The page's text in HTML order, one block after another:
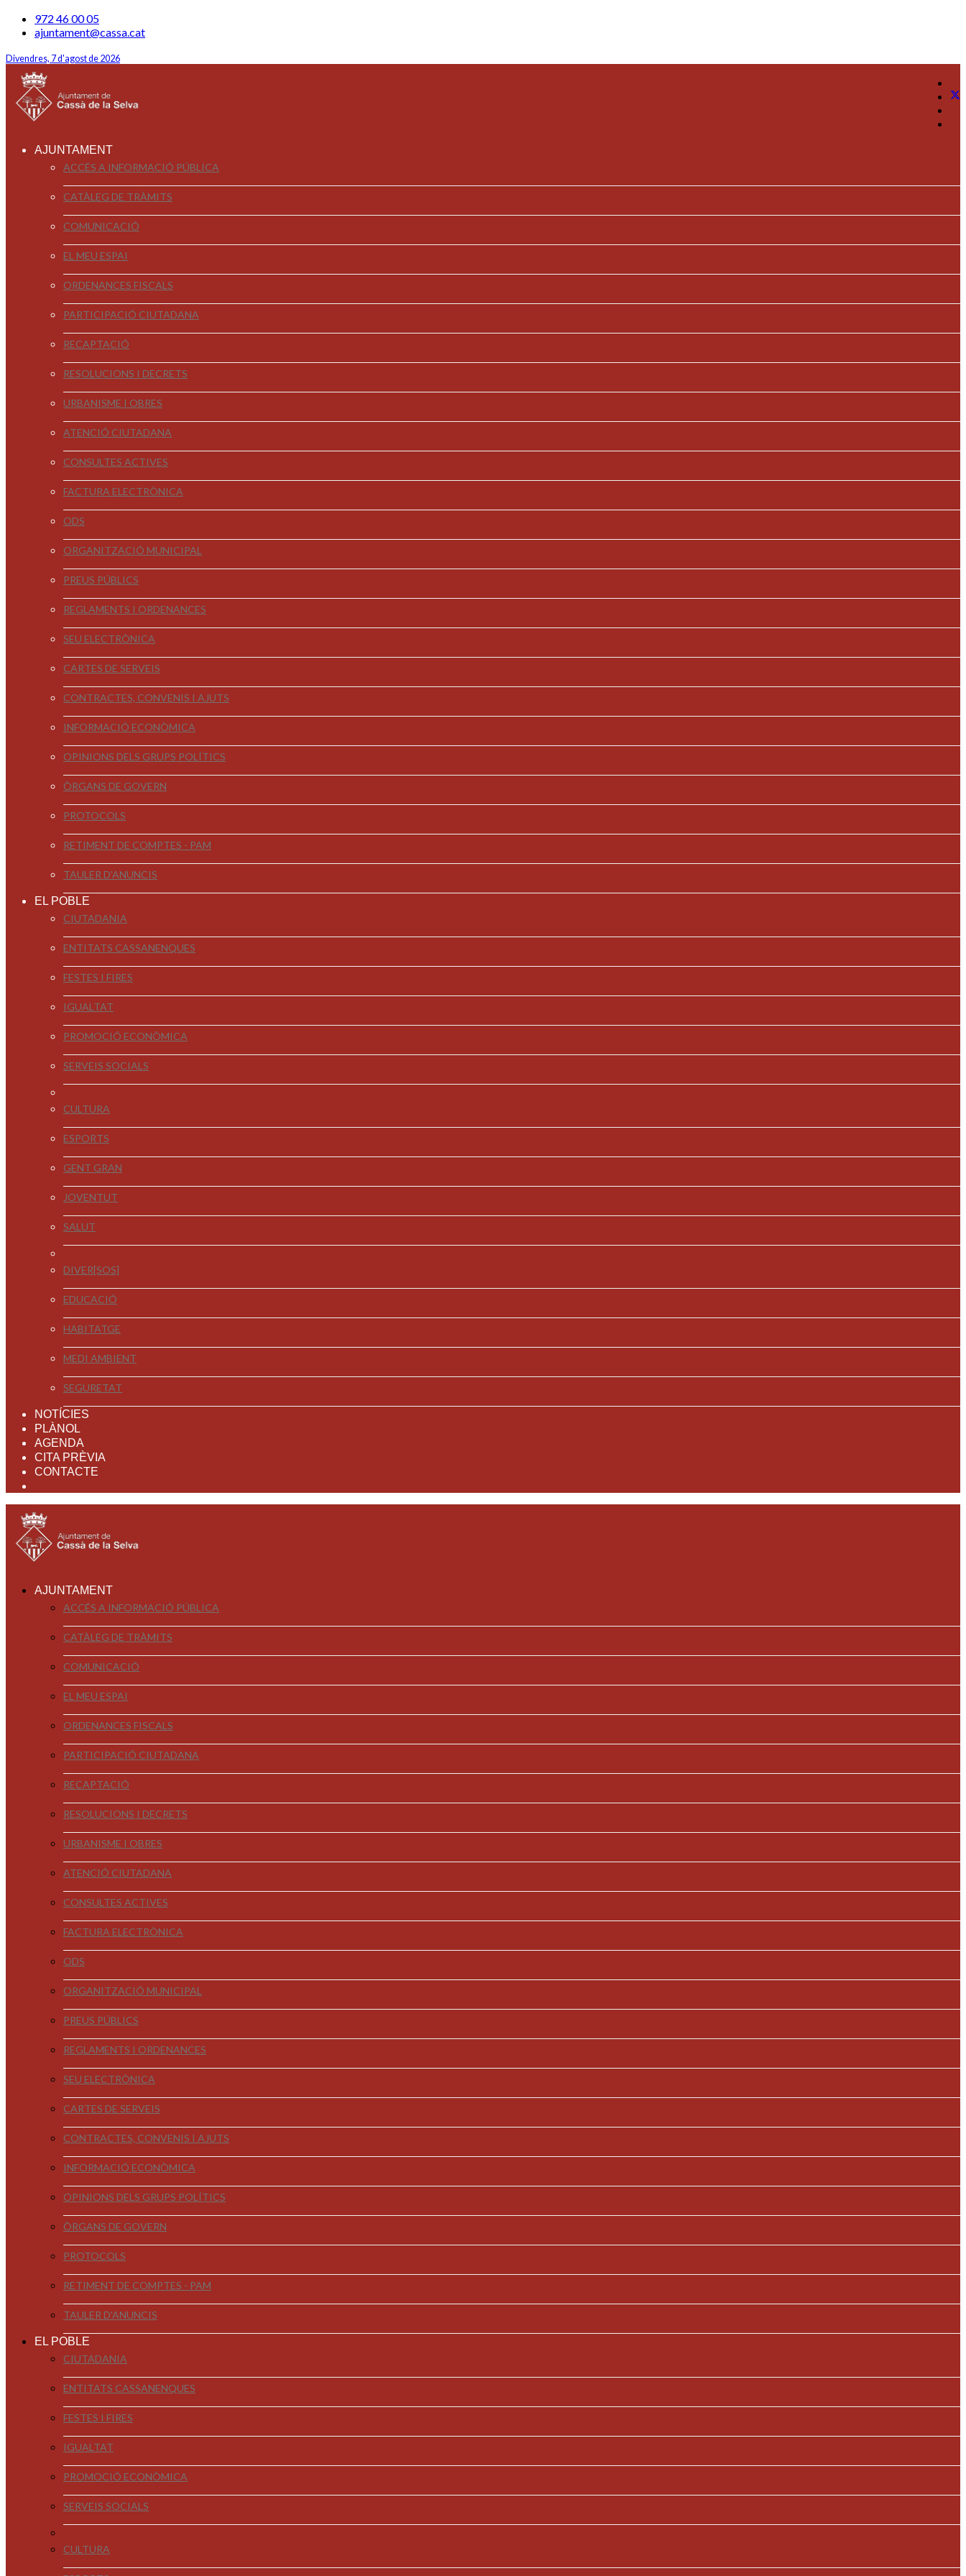
972 46 00 05
ajuntament@cassa.cat
Divendres, 7 d'agost de 2026
AJUNTAMENT
ACCÉS A INFORMACIÓ PÚBLICA
CATÀLEG DE TRÀMITS
COMUNICACIÓ
EL MEU ESPAI
ORDENANCES FISCALS
PARTICIPACIÓ CIUTADANA
RECAPTACIÓ
RESOLUCIONS I DECRETS
URBANISME I OBRES
ATENCIÓ CIUTADANA
CONSULTES ACTIVES
FACTURA ELECTRÒNICA
ODS
ORGANITZACIÓ MUNICIPAL
PREUS PÚBLICS
REGLAMENTS I ORDENANCES
SEU ELECTRÒNICA
CARTES DE SERVEIS
CONTRACTES, CONVENIS I AJUTS
INFORMACIÓ ECONÒMICA
OPINIONS DELS GRUPS POLÍTICS
ÒRGANS DE GOVERN
PROTOCOLS
RETIMENT DE COMPTES - PAM
TAULER D'ANUNCIS
EL POBLE
CIUTADANIA
ENTITATS CASSANENQUES
FESTES I FIRES
IGUALTAT
PROMOCIÓ ECONÒMICA
SERVEIS SOCIALS
CULTURA
ESPORTS
GENT GRAN
JOVENTUT
SALUT
DIVER[SOS]
EDUCACIÓ
HABITATGE
MEDI AMBIENT
SEGURETAT
NOTÍCIES
PLÀNOL
AGENDA
CITA PRÈVIA
CONTACTE
AJUNTAMENT
ACCÉS A INFORMACIÓ PÚBLICA
CATÀLEG DE TRÀMITS
COMUNICACIÓ
EL MEU ESPAI
ORDENANCES FISCALS
PARTICIPACIÓ CIUTADANA
RECAPTACIÓ
RESOLUCIONS I DECRETS
URBANISME I OBRES
ATENCIÓ CIUTADANA
CONSULTES ACTIVES
FACTURA ELECTRÒNICA
ODS
ORGANITZACIÓ MUNICIPAL
PREUS PÚBLICS
REGLAMENTS I ORDENANCES
SEU ELECTRÒNICA
CARTES DE SERVEIS
CONTRACTES, CONVENIS I AJUTS
INFORMACIÓ ECONÒMICA
OPINIONS DELS GRUPS POLÍTICS
ÒRGANS DE GOVERN
PROTOCOLS
RETIMENT DE COMPTES - PAM
TAULER D'ANUNCIS
EL POBLE
CIUTADANIA
ENTITATS CASSANENQUES
FESTES I FIRES
IGUALTAT
PROMOCIÓ ECONÒMICA
SERVEIS SOCIALS
CULTURA